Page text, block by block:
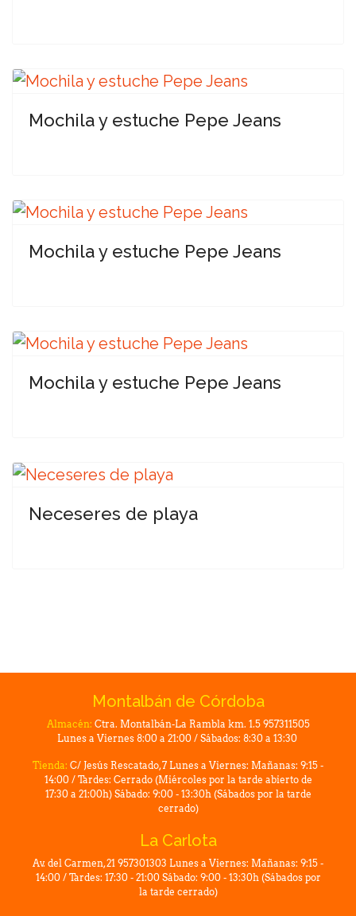
Mochila y estuche Pepe Jeans
Mochila y estuche Pepe Jeans
Mochila y estuche Pepe Jeans
Neceseres de playa
Montalbán de Córdoba
Almacén: Ctra. Montalbán-La Rambla km. 1.5 957311505
Lunes a Viernes 8:00 a 21:00 / Sábados: 8:30 a 13:30
Tienda: C/ Jesús Rescatado, 7 Lunes a Viernes: Mañanas: 9:15 -
14:00 / Tardes: Cerrado (Miércoles por la tarde abierto de
17:30 a 21:00h) Sábado: 9:00 - 13:30h (Sábados por la tarde
cerrado)
La Carlota
Av. del Carmen, 21 957301303 Lunes a Viernes: Mañanas: 9:15 -
14:00 / Tardes: 17:30 - 21:00 Sábado: 9:00 - 13:30h (Sábados por
la tarde cerrado)